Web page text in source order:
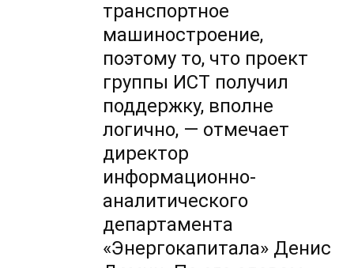
транспортное
машиностроение,
поэтому то, что проект
группы ИСТ получил
поддержку, вполне
логично, — отмечает
директор
информационно-
аналитического
департамента
«Энергокапитала» Денис